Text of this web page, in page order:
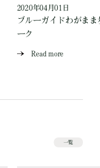
2020年04月01日
ブルーガイドわがま
ーク
Read more
一覧